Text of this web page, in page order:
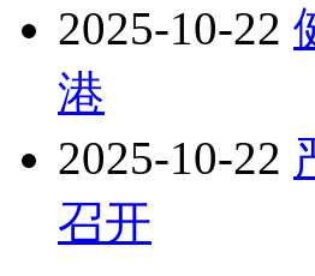
2025-10-22
港
2025-10-22
召开